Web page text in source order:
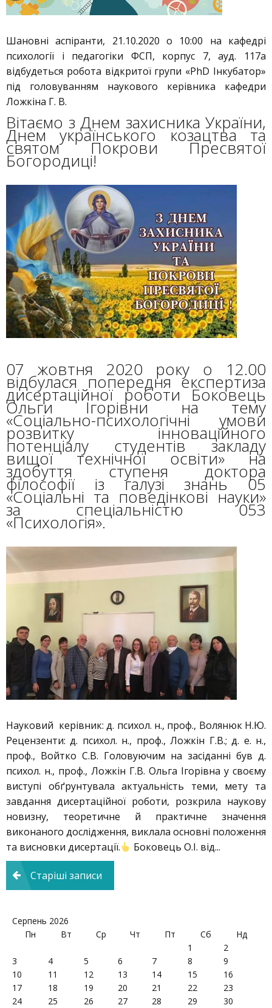
Шановні аспіранти, 21.10.2020 о 10:00 на кафедрі
психології і педагогіки ФСП, корпус 7, ауд. 117а
відбудеться робота відкритої групи «PhD Інкубатор»
під головуванням наукового керівника кафедри
Ложкіна Г. В.
Вітаємо з Днем захисника України,
Днем українського козацтва та
святом Покрови Пресвятої
Богородиці!
07 жовтня 2020 року о 12.00
відбулася попередня експертиза
дисертаційної роботи Боковець
Ольги Ігорівни на тему
«Соціально-психологічні умови
розвитку інноваційного
потенціалу студентів закладу
вищої технічної освіти» на
здобуття ступеня доктора
філософії із галузі знань 05
«Соціальні та поведінкові науки»
за спеціальністю 053
«Психологія».
Науковий керівник: д. психол. н., проф., Волянюк Н.Ю.
Рецензенти: д. психол. н., проф., Ложкін Г.В.; д. е. н.,
проф., Войтко С.В. Головуючим на засіданні був д.
психол. н., проф., Ложкін Г.В. Ольга Ігорівна у своєму
виступі обґрунтувала актуальність теми, мету та
завдання дисертаційної роботи, розкрила наукову
новизну, теоретичне й практичне значення
виконаного дослідження, виклала основні положення
та висновки дисертації.
Боковець О.І. від...
Навігація
записів
Старіші записи
Серпень 2026
Пн
Вт Ср Чт Пт Сб Нд
1
2
3
4 5 6 7 8
9
10
11 12 13 14 15
16
17
18 19 20 21 22
23
24
25 26 27 28 29
30